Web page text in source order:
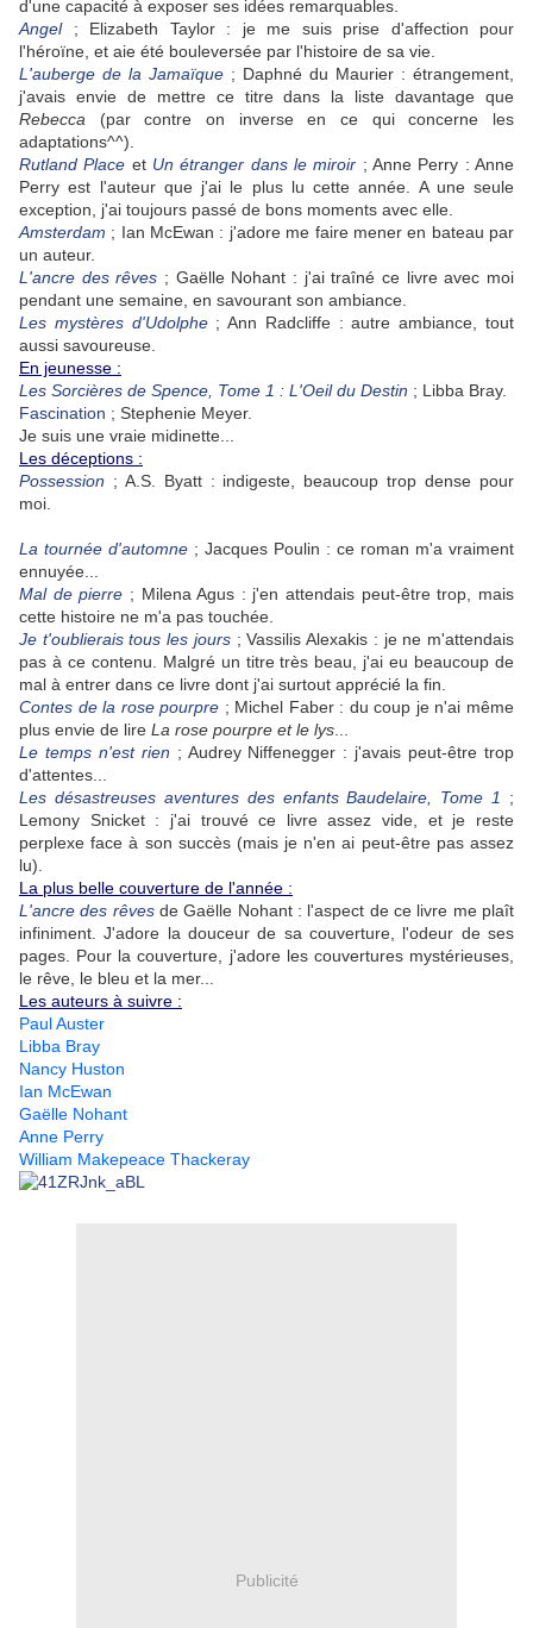
d'une capacité à exposer ses idées remarquables.
Angel
; Elizabeth Taylor : je me suis prise d'affection pour
l'héroïne, et aie été bouleversée par l'histoire de sa vie.
L'auberge de la Jamaïque ; Daphné du Maurier : étrangement,
j'avais envie de mettre ce titre dans la liste davantage que
Rebecca (par contre on inverse en ce qui concerne les
adaptations^^).
Rutland Place et Un étranger dans le miroir ; Anne Perry : Anne
Perry est l'auteur que j'ai le plus lu cette année. A une seule
exception, j'ai toujours passé de bons moments avec elle.
Amsterdam ; Ian McEwan : j'adore me faire mener en bateau par
un auteur.
L'ancre des rêves ; Gaëlle Nohant : j'ai traîné ce livre avec moi
pendant une semaine, en savourant son ambiance.
Les mystères d'Udolphe; Ann Radcliffe : autre ambiance, tout
aussi savoureuse.
En jeunesse :
Les Sorcières de Spence, Tome 1 : L'Oeil du Destin ; Libba Bray.
Fascination ; Stephenie Meyer.
Je suis une vraie midinette...
Les déceptions :
Possession ; A.S. Byatt : indigeste, beaucoup trop dense pour
moi.
La tournée d'automne ; Jacques Poulin : ce roman m'a vraiment
ennuyée...
Mal de pierre ; Milena Agus : j'en attendais peut-être trop, mais
cette histoire ne m'a pas touchée.
Je t'oublierais tous les jours; Vassilis Alexakis : je ne m'attendais
pas à ce contenu. Malgré un titre très beau, j'ai eu beaucoup de
mal à entrer dans ce livre dont j'ai surtout apprécié la fin.
Contes de la rose pourpre ; Michel Faber : du coup je n'ai même
plus envie de lire La rose pourpre et le lys
Le temps n'est rien ; Audrey Niffenegger : j'avais peut-être trop
d'attentes...
Les désastreuses aventures des enfants Baudelaire, Tome 1
;
Lemony Snicket : j'ai trouvé ce livre assez vide, et je reste
perplexe face à son succès (mais je n'en ai peut-être pas assez
lu).
La plus belle couverture de l'année :
L'ancre des rêvesde Gaëlle Nohant : l'aspect de ce livre me plaît
infiniment. J'adore la douceur de sa couverture, l'odeur de ses
pages. Pour la couverture, j'adore les couvertures mystérieuses,
le rêve, le bleu et la mer...
Les auteurs à suivre :
Paul Auster
Libba Bray
Nancy Huston
Ian McEwan
Gaëlle Nohant
Anne Perry
William Makepeace Thackeray
Publicité